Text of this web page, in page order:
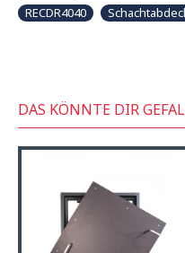
RECDR4040
DAS KÖNNTE DIR